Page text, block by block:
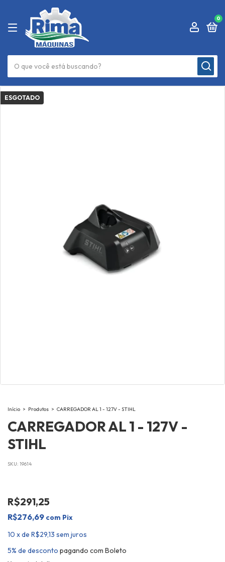
0
ESGOTADO
Início > Produtos > CARREGADOR AL 1 - 127V - STIHL
CARREGADOR AL 1 - 127V -
STIHL
SKU: 19614
R$291,25
R$276,69 com Pix
10 xde R$29,13 sem juros
5% de desconto pagando com Boleto